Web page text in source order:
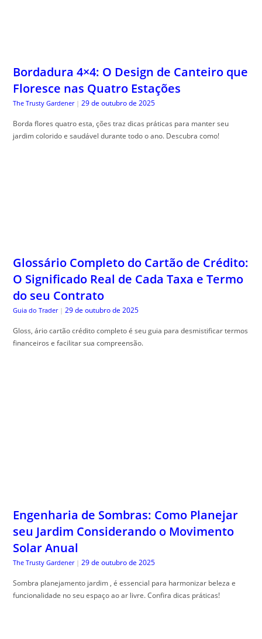
Bordadura 4×4: O Design de Canteiro que
Floresce nas Quatro Estações
The Trusty Gardener | 29 de outubro de 2025
Borda flores quatro esta, ções traz dicas práticas para manter seu
jardim colorido e saudável durante todo o ano. Descubra como!
Glossário Completo do Cartão de Crédito:
O Significado Real de Cada Taxa e Termo
do seu Contrato
Guia do Trader | 29 de outubro de 2025
Gloss, ário cartão crédito completo é seu guia para desmistificar termos
financeiros e facilitar sua compreensão.
Engenharia de Sombras: Como Planejar
seu Jardim Considerando o Movimento
Solar Anual
The Trusty Gardener | 29 de outubro de 2025
Sombra planejamento jardim , é essencial para harmonizar beleza e
funcionalidade no seu espaço ao ar livre. Confira dicas práticas!